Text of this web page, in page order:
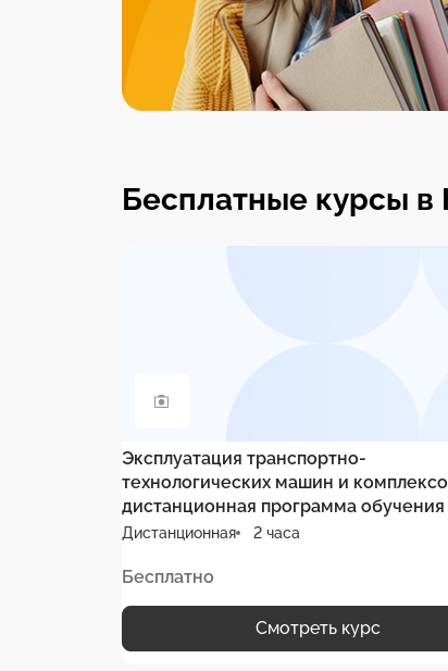
Бесплатные курсы в
Эксплуатация транспортно-
технологических машин и
дистанционная программа обучения
Дистанционная 2 часа
Бесплатно
Смотреть курс